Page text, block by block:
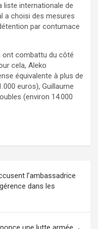
liste internationale de
a choisi des mesures
par contumace
ont combattu du côté
cela, Aleko
équivalente à plus de
euros), Guillaume
(environ 14.000
l’ambassadrice
dans les